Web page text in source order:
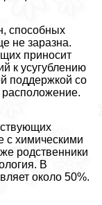
способных
не заразна.
приносит
к усугублению
поддержкой со
с химическими
родственники
В
около 50%.